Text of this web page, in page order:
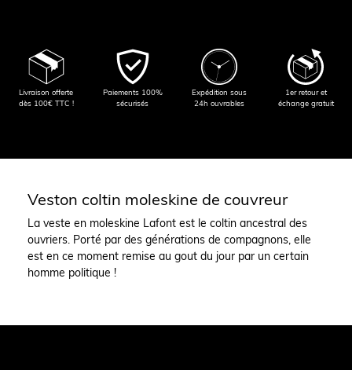
Livraison offerte
dès 100€ TTC !
Paiements 100%
sécurisés
Expédition sous
24h ouvrables
1er retour et
échange gratuit
Veston coltin moleskine de couvreur
La veste en moleskine Lafont est le coltin ancestral des
ouvriers. Porté par des générations de compagnons, elle
est en ce moment remise au gout du jour par un certain
homme politique !